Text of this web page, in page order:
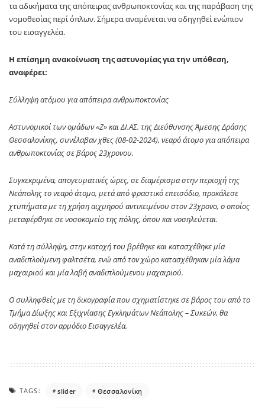
τα αδικήματα της απόπειρας ανθρωποκτονίας και της παράβαση της
νομοθεσίας περί όπλων. Σήμερα αναμένεται να οδηγηθεί ενώπιον
του εισαγγελέα.
Η επίσημη ανακοίνωση της αστυνομίας για την υπόθεση,
αναφέρει:
Σύλληψη ατόμου για απόπειρα ανθρωποκτονίας
Αστυνομικοί των ομάδων «Ζ» και ΔΙ.ΑΣ. της Διεύθυνσης Άμεσης Δράσης
Θεσσαλονίκης, συνέλαβαν χθες (08-02-2024), νεαρό άτομο για απόπειρα
ανθρωποκτονίας σε βάρος 23χρονου.
Συγκεκριμένα, απογευματινές ώρες, σε διαμέρισμα στην περιοχή της
Νεάπολης το νεαρό άτομο, μετά από φραστικό επεισόδιο, προκάλεσε
χτυπήματα με τη χρήση αιχμηρού αντικειμένου στον 23χρονο, ο οποίος
μεταφέρθηκε σε νοσοκομείο της πόλης, όπου και νοσηλεύεται.
Κατά τη σύλληψη, στην κατοχή του βρέθηκε και κατασχέθηκε μία
αναδιπλούμενη φαλτσέτα, ενώ από τον χώρο κατασχέθηκαν μία λάμα
μαχαιριού και μία λαβή αναδιπλούμενου μαχαιριού.
Ο συλληφθείς με τη δικογραφία που σχηματίστηκε σε βάρος του από το
Τμήμα Δίωξης και Εξιχνίασης Εγκλημάτων Νεάπολης – Συκεών, θα
οδηγηθεί στον αρμόδιο Εισαγγελέα.
TAGS: slider Θεσσαλονίκη